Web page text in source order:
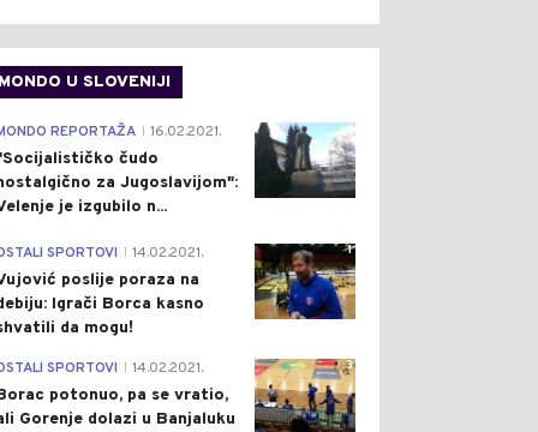
MONDO U SLOVENIJI
4
REPORTAŽA 16.02.2021.
čudo
za Jugoslavijom":
je izgubilo n...
1
SPORTOVI 14.02.2021.
poslije poraza na
Igrači Borca kasno
da mogu!
3
SPORTOVI 14.02.2021.
potonuo, pa se vratio,
Gorenje dolazi u Banjaluku